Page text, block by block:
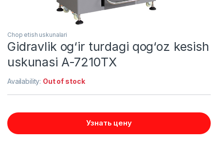
Chop etish uskunalari
Gidravlik og‘ir turdagi qog‘oz kesish
uskunasi A-7210TX
Availability: Out of stock
Узнать цену